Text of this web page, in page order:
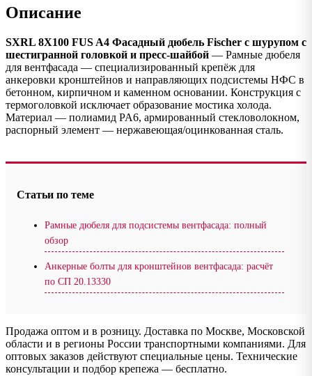
Описание
SXRL 8X100 FUS A4 Фасадный дюбель Fischer с шурупом с
шестигранной головкой и пресс-шайбой — Рамные дюбеля
для вентфасада — специализированный крепёж для
анкеровки кронштейнов и направляющих подсистемы НФС в
бетонном, кирпичном и каменном основании. Конструкция с
термоголовкой исключает образование мостика холода.
Материал — полиамид PA6, армированный стекловолокном,
распорный элемент — нержавеющая/оцинкованная сталь.
Статьи по теме
Рамные дюбеля для подсистемы вентфасада: полный
обзор
Анкерные болты для кронштейнов вентфасада: расчёт
по СП 20.13330
Продажа оптом и в розницу. Доставка по Москве, Московской
области и в регионы России транспортными компаниями. Для
оптовых заказов действуют специальные цены. Технические
консультации и подбор крепежа — бесплатно.